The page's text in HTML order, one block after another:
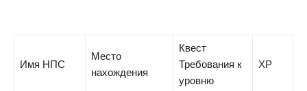
Имя НПС
Место
нахождения
Квест
Требования к
уровню
XP